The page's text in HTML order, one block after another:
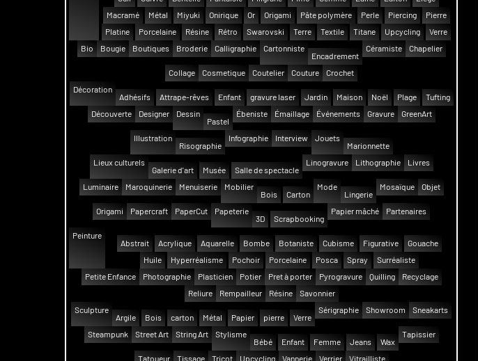
Macramé
Métal Miyuki Onirique Or Origami Pâte polymère Perle Piercing
Pierre
Platine
Porcelaine Résine Rétro Swarovski Terre Textile Titane Upcycling
Verre
Bio
Bougie Boutiques Broderie Calligraphie
Cartonniste
Encadrement
Céramiste Chapelier
Collage Cosmetique Coutelier Couture
Crochet
Décoration
Adhésifs
Attrape-rêves Enfant gravure laser Jardin Maison Noël Plage
Tufting
Découverte
Designer
Dessin
Pastel
Ébeniste Émaillage Événements Gravure GreenArt
Illustration
Risographie
Infographie Interview
Jouets
Marionnette
Lieux culturels
Galerie d'art
Musée Salle de spectacle
Linogravure Lithographie Livres
Luminaire Maroquinerie Menuiserie
Mobilier
Bois
Carton
Mode
Lingerie
Mosaïque Objet
Origami Papercraft PaperCut
Papeterie
3D
Scrapbooking
Papier mâché Partenaires
Peinture
Abstrait
Acrylique Aquarelle Bombe Botaniste Cubisme Figurative
Gouache
Huile
Hyperréalisme Pochoir Porcelaine Posca Spray
Surréaliste
Petite Enfance
Photographie Plasticien Potier Pret à porter Pyrogravure Quilling
Recyclage
Reliure
Rempailleur Résine
Savonnier
Sculpture
Argile
Bois carton Métal Papier pierre Verre
Sérigraphie Showroom Sneakarts
Steampunk Street Art String Art
Stylisme
Bébé
Enfant Femme Jeans Wax
Tapissier
Tatoueur Tissage Tricot Upcycling Vannerie Verrier Vitrailliste